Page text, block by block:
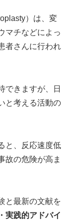
）は、変
マチなどによっ
者さんに行われ
できますが、日
と考える活動の
と、反応速度低
故の危険が高ま
と最新の文献を
実践的アドバイ